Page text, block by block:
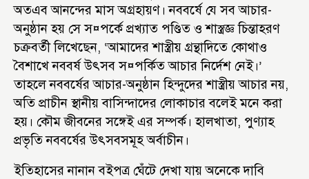
অতএব আনন্দের মাস অগ্রহায়ণ। নববর্ষে যে সব আচার-
অনুষ্ঠান হয় সে স¤পর্কে প্রখ্যাত পণ্ডিত ও শাস্ত্রজ্ঞ চিন্তাহরণ
চক্রবর্তী লিখেছেন, ‘আমাদের শাস্ত্রীয় গ্রন্থাদিতে কোথাও
বৈশাখে নববর্ষ উৎসব স¤পর্কিত আচার নির্দেশ নেই।’
তাহলে নববর্ষের আচার-অনুষ্ঠান হিন্দুদের শাস্ত্রীয় আচার নয়,
অতি প্রাচীন স্থানীয় বাসিন্দাদের লোকাচার বলেই মনে করা
হয়। কৌম জীবনের সঙ্গেই এর সম্পর্ক। হালখাতা, পুণ্যাহ
প্রভৃতি নববর্ষের উৎসবসমূহ অর্বাচীন।
ইতিহাসের নানান বইপত্র ঘেঁটে দেখা যায় অনেকে দাবি